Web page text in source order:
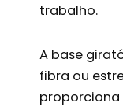
trabalho.
A base
fibra ou
proporciona